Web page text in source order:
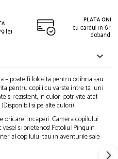
lei
PLATA
cu cardul in 6
dobanda
– poate fi folosita pentru odihna sau
pentru copiii cu varste intre 12 luni
si rezistent, in culori potrivite atat
si pe alte culori)
oricarei incaperi. Camera copilului
si prietenos! Fotoliul Pinguin
al copilului tau in aventurile sale